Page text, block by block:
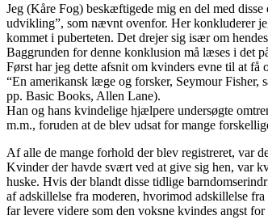
Jeg (Kåre Fog) beskæftigede mig en del med disse
udvikling”, som nævnt ovenfor. Her konkluderer
kommet i puberteten. Det drejer sig især om
Baggrunden for denne konklusion må læses i det
Først har jeg dette afsnit om kvinders evne til at få
“En amerikansk læge og forsker, Seymour Fisher,
pp. Basic Books, Allen Lane).
Han og hans kvindelige hjælpere undersøgte
m.m., foruden at de blev udsat for mange
Af alle de mange forhold der blev registreret, var
Kvinder der havde svært ved at give sig hen, var
huske. Hvis der blandt disse tidlige
af adskillelse fra moderen, hvorimod adskillelse
far levere videre som den voksne kvindes angst